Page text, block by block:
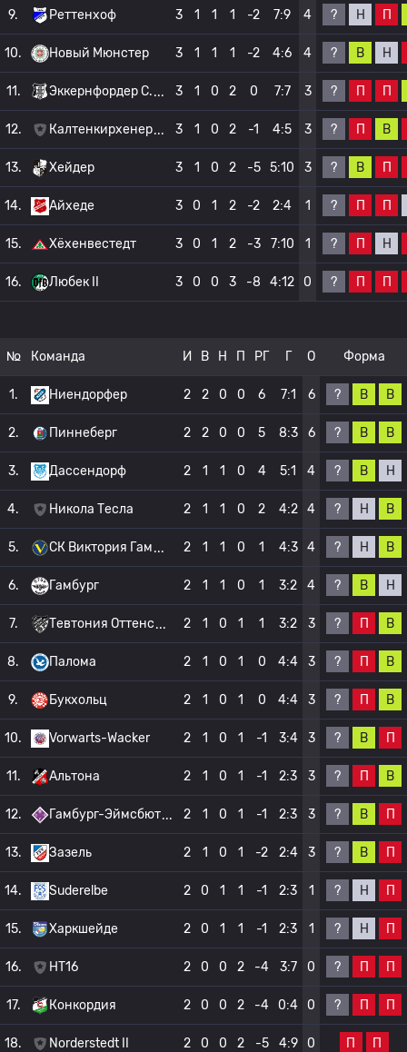
9. Реттенхоф 3 1 1 1 -2 7:9 4 ? Н П
10. Новый Мюнстер 3 1 1 1 -2 4:6 4 ? В Н
11. Эккернфордер С. 3 1 0 2 0 7:7 3 ? П П
12. Калтенкирхенер 3 1 0 2 -1 4:5 3 ? П В
13. Хейдер 3 1 0 2 -5 5:10 3 ? В П
14. Айхеде 3 0 1 2 -2 2:4 1 ? П П
15. Хёхенвестедт 3 0 1 2 -3 7:10 1 ? П Н
16. Любек II 3 0 0 3 -8 4:12 0 ? П П
№ Команда И В Н П РГ Г О Форма
1. Ниендорфер 2 2 0 0 6 7:1 6 ? В В
2. Пиннеберг 2 2 0 0 5 8:3 6 ? В В
3. Дассендорф 2 1 1 0 4 5:1 4 ? В Н
4. Никола Тесла 2 1 1 0 2 4:2 4 ? Н В
5. СК Виктория Гам 2 1 1 0 1 4:3 4 ? Н В
6. Гамбург 2 1 1 0 1 3:2 4 ? В Н
7. Тевтония Оттенс 2 1 0 1 1 3:2 3 ? П В
8. Палома 2 1 0 1 0 4:4 3 ? П В
9. Букхольц 2 1 0 1 0 4:4 3 ? П В
10. Vorwarts-Wacker 2 1 0 1 -1 3:4 3 ? В П
11. Альтона 2 1 0 1 -1 2:3 3 ? П В
12. Гамбург-Эймсбют 2 1 0 1 -1 2:3 3 ? В П
13. Зазель 2 1 0 1 -2 2:4 3 ? В П
14. Suderelbe 2 0 1 1 -1 2:3 1 ? Н П
15. Харкшейде 2 0 1 1 -1 2:3 1 ? Н П
16. HT16 2 0 0 2 -4 3:7 0 ? П П
17. Конкордия 2 0 0 2 -4 0:4 0 ? П П
18. Norderstedt II 2 0 0 2 -5 4:9 0 П П